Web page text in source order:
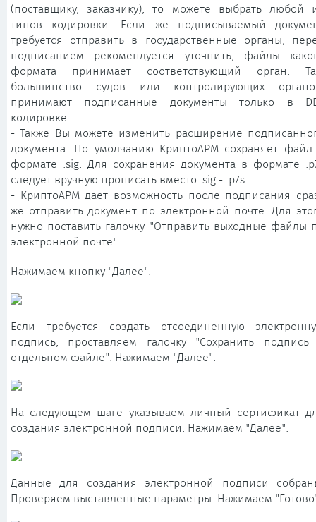
(поставщику, заказчику), то можете выбрать любой
типов кодировки. Если же подписываемый
требуется отправить в государственные органы,
подписанием рекомендуется уточнить, файлы
формата принимает соответствующий орган.
большинство судов или контролирующих
принимают подписанные документы только в
кодировке.
- Также Вы можете изменить расширение
документа. По умолчанию КриптоАРМ сохраняет
формате .sig. Для сохранения документа в формате
следует вручную прописать вместо .sig - .p7s.
- КриптоАРМ дает возможность после подписания
же отправить документ по электронной почте. Для
нужно поставить галочку "Отправить выходные файлы
электронной почте".
Нажимаем кнопку "Далее".
Если требуется создать отсоединенную
подпись, проставляем галочку "Сохранить подпись
отдельном файле". Нажимаем "Далее".
На следующем шаге указываем личный сертификат
создания электронной подписи. Нажимаем "Далее".
Данные для создания электронной подписи
Проверяем выставленные параметры. Нажимаем